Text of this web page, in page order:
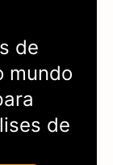
de
mundo
de